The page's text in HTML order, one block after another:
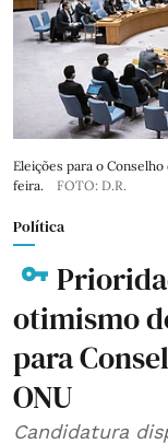
Eleições para o
feira.
FOTO: D.R.
Política
otimismo
para
ONU
Candidatura